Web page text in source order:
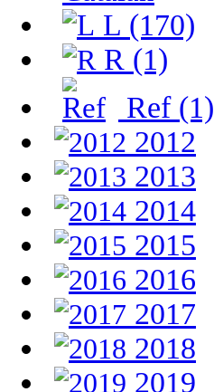
L (170)
R (1)
Ref (1)
2012
2013
2014
2015
2016
2017
2018
2019